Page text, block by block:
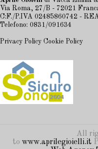
Via Roma, 27/B - 72021
C:F./P.IVA 02485860742 -
Telefono: 0831/091634
Privacy Policy Cookie Policy
All
to www.aprilegioielli.it